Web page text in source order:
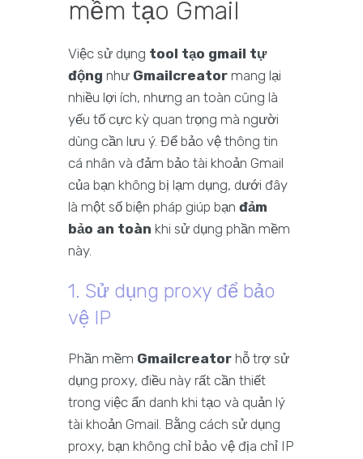
mềm tạo Gmail
Việc sử dụng tool tạo gmail tự
động như Gmailcreator mang lại
nhiều lợi ích, nhưng an toàn cũng là
yếu tố cực kỳ quan trọng mà người
dùng cần lưu ý. Để bảo vệ thông tin
cá nhân và đảm bảo tài khoản Gmail
của bạn không bị lạm dụng, dưới đây
là một số biện pháp giúp bạn đảm
bảo an toàn khi sử dụng phần mềm
này.
1. Sử dụng proxy để bảo
vệ IP
Phần mềm Gmailcreator hỗ trợ sử
dụng proxy, điều này rất cần thiết
trong việc ẩn danh khi tạo và quản lý
tài khoản Gmail. Bằng cách sử dụng
proxy, bạn không chỉ bảo vệ địa chỉ IP